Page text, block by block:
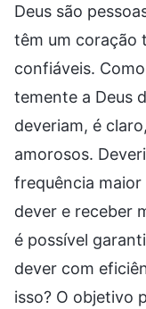
Deus são
têm um coração
confiáveis.
temente a Deus
deveriam, é
amorosos.
frequência
dever e receber
é possível
dever com
isso? O objetivo